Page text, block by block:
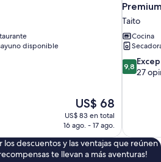
disponible
El
precio
actual
de
US$ 68
US$ 68
US$ 83 en total
16 ago. - 17 ago.
Taito
Cocina
9.8
de
9,8
27
los descuentos y las ventajas que reúnen
te llevan a más aventuras!